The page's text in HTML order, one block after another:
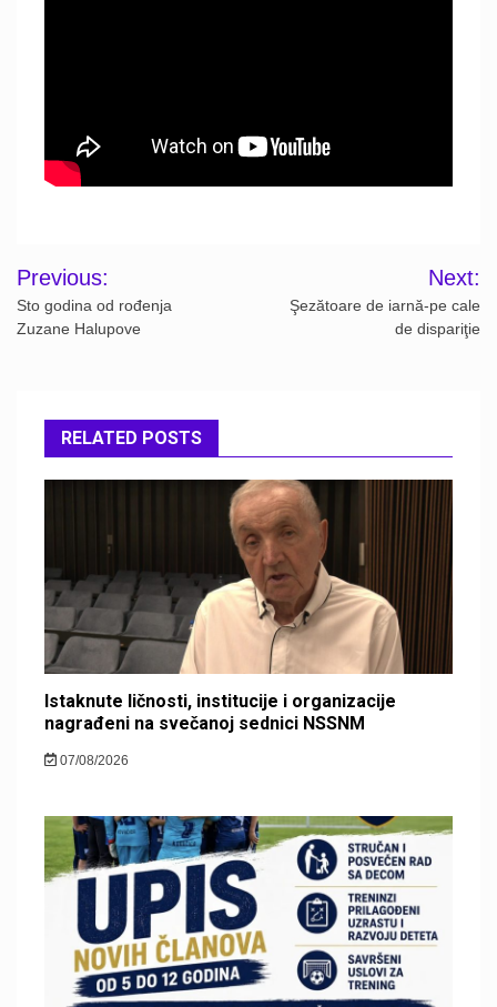
Post
navigation
Previous:
Sto godina od rođenja
Zuzane Halupove
Next:
Şezătoare de iarnă-pe cale
de dispariţie
RELATED POSTS
Istaknute ličnosti, institucije i organizacije
nagrađeni na svečanoj sednici NSSNM
07/08/2026